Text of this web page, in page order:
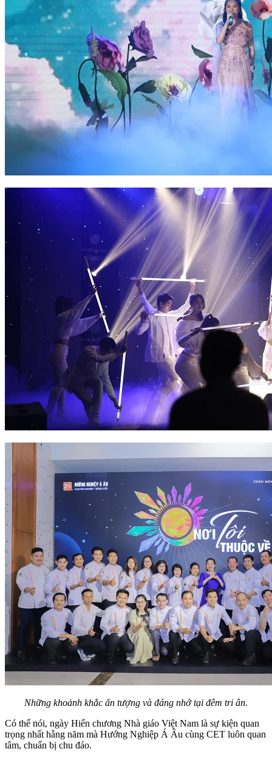
Những khoảnh khắc ấn tượng và đáng nhớ tại đêm tri ân.
Có thể nói, ngày Hiến chương Nhà giáo Việt Nam là sự kiện quan
trọng nhất hằng năm mà Hướng Nghiệp Á Âu cùng CET luôn quan
tâm, chuẩn bị chu đáo.